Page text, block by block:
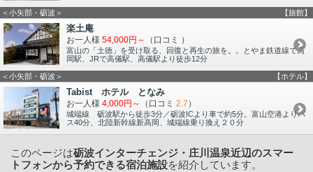
＜小矢部・砺波＞ 【旅館】
楽土庵
お一人様 54,000円～ （口コミ ）
富山の「土徳」を受け取る、回復と再生の旅を。。とやま鉄道線で高
岡駅、JRで高儀駅、高儀駅より徒歩12分
＜小矢部・砺波＞ 【ホテル】
Tabist ホテル となみ
お一人様 4,000円～ （口コミ 2.7 ）
城端線 砺波駅から徒歩3分／砺波ICより車で約5分。富山空港よりバ
ス40分、北陸新幹線新高岡、城端線乗り換え２０分
このページは砺波インターチェンジ・庄川温泉近辺のスマー
トフォンから予約できる宿泊施設を紹介しています。